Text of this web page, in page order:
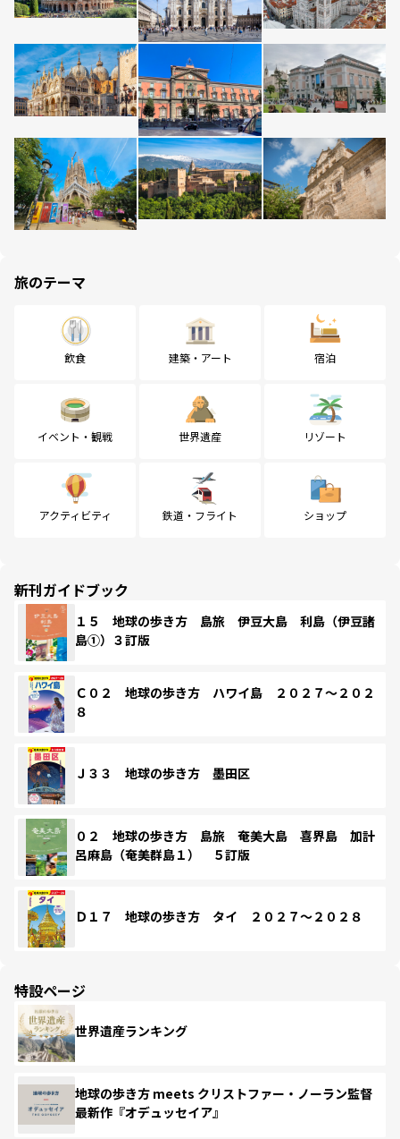
旅のテーマ
飲食 建築・アート 宿泊
イベント・観戦 世界遺産 リゾート
アクティビティ 鉄道・フライト ショップ
新刊ガイドブック
１５ 地球の歩き方 島旅 伊豆大島 利島（伊豆諸
島①）３訂版
Ｃ０２ 地球の歩き方 ハワイ島 ２０２７～２０２
８
Ｊ３３ 地球の歩き方 墨田区
０２ 地球の歩き方 島旅 奄美大島 喜界島 加計
呂麻島（奄美群島１） ５訂版
Ｄ１７ 地球の歩き方 タイ ２０２７～２０２８
特設ページ
世界遺産ランキング
地球の歩き方 meets クリストファー・ノーラン監督
最新作『オデュッセイア』